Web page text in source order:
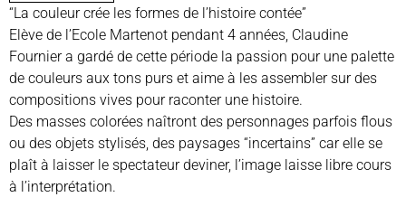
“La couleur crée les formes de l’histoire contée”
Elève de l’Ecole Martenot pendant 4 années, Claudine
Fournier a gardé de cette période la passion pour une palette
de couleurs aux tons purs et aime à les assembler sur des
compositions vives pour raconter une histoire.
Des masses colorées naîtront des personnages parfois flous
ou des objets stylisés, des paysages “incertains” car elle se
plaît à laisser le spectateur deviner, l’image laisse libre cours
à l’interprétation.